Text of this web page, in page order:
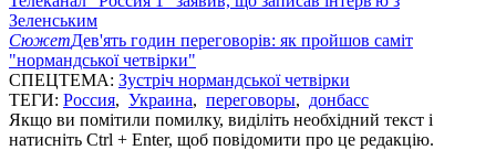
Зеленським
СюжетДев'ять годин переговорів: як пройшов саміт
"нормандської четвірки"
СПЕЦТЕМА: Зустріч нормандської четвірки
ТЕГИ: Россия, Украина, переговоры, донбасс
Якщо ви помітили помилку, виділіть необхідний текст і
натисніть Ctrl + Enter, щоб повідомити про це редакцію.